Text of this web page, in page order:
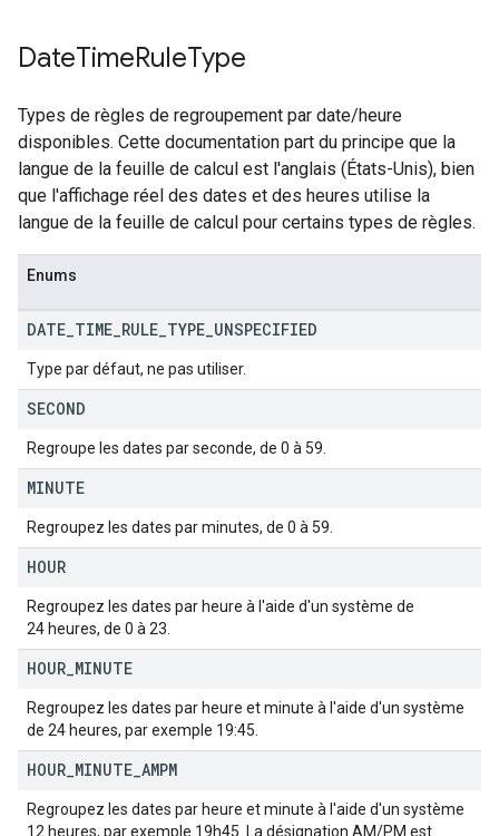
DateTimeRuleType
Types de règles de regroupement par date/heure
disponibles. Cette documentation part du principe que la
langue de la feuille de calcul est l'anglais (États-Unis), bien
que l'affichage réel des dates et des heures utilise la
langue de la feuille de calcul pour certains types de règles.
Enums
DATE TIME RULE TYPE UNSPECIFIED
Type par défaut, ne pas utiliser.
SECOND
Regroupe les dates par seconde, de 0 à 59.
MINUTE
Regroupez les dates par minutes, de 0 à 59.
HOUR
Regroupez les dates par heure à l'aide d'un système de
24 heures, de 0 à 23.
HOUR MINUTE
Regroupez les dates par heure et minute à l'aide d'un système
de 24 heures, par exemple 19:45.
HOUR MINUTE AMPM
Regroupez les dates par heure et minute à l'aide d'un système
12 heures, par exemple 19h45. La désignation AM/PM est